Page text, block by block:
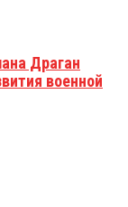
Драган
военной